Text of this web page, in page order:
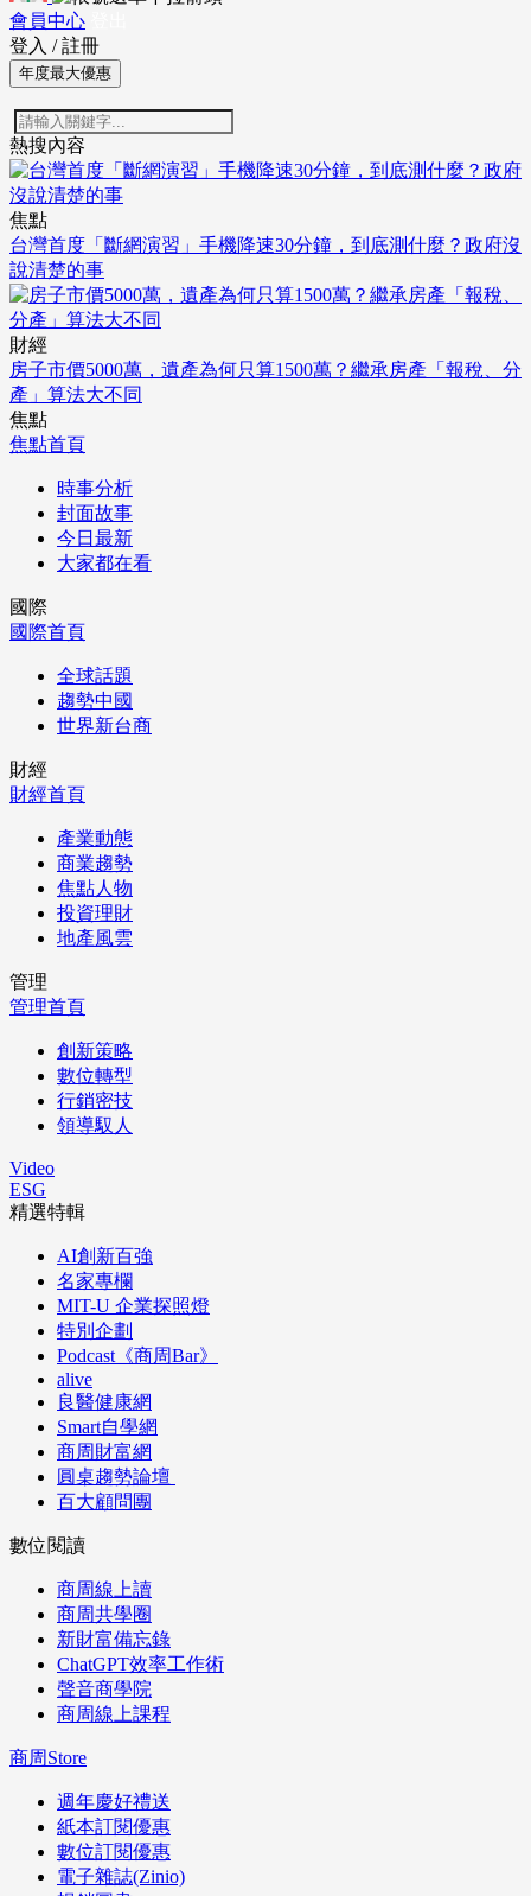
會員中心
登入 / 註冊
年度最大優惠
熱搜內容
焦點
台灣首度「斷網演習」手機降速30分鐘，到底測什麼？政府沒
說清楚的事
財經
房子市價5000萬，遺產為何只算1500萬？繼承房產「報稅、分
產」算法大不同
焦點
焦點首頁
時事分析
封面故事
今日最新
大家都在看
國際
國際首頁
全球話題
趨勢中國
世界新台商
財經
財經首頁
產業動態
商業趨勢
焦點人物
投資理財
地產風雲
管理
管理首頁
創新策略
數位轉型
行銷密技
領導馭人
Video
ESG
精選特輯
AI創新百強
名家專欄
MIT-U 企業探照燈
特別企劃
Podcast《商周Bar》
alive
良醫健康網
Smart自學網
商周財富網
圓桌趨勢論壇
百大顧問團
數位閱讀
商周線上讀
商周共學圈
新財富備忘錄
ChatGPT效率工作術
聲音商學院
商周線上課程
商周Store
週年慶好禮送
紙本訂閱優惠
數位訂閱優惠
電子雜誌(Zinio)